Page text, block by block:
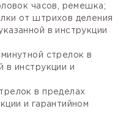
часов, ремешка;
от штрихов деления
в инструкции
стрелок в
в инструкции и
в пределах
и гарантийном